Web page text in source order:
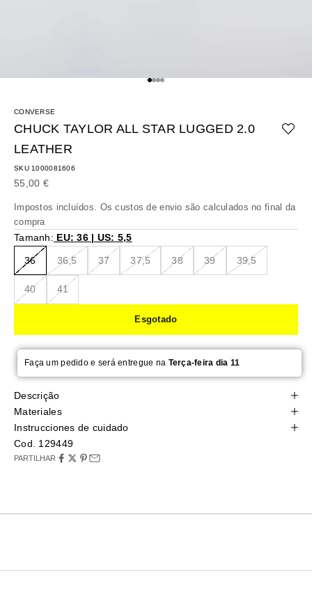
Ir para o artigo 1
Ir para o artigo 2
Ir para o artigo 3
Ir para o artigo 4
CONVERSE
CHUCK TAYLOR ALL STAR LUGGED 2.0
LEATHER
SKU 1000081606
Preço promocional
55,00 €
Impostos incluídos. Oscustos de envio são calculados no final da
compra
Tamanh: EU: 36 | US: 5,5
36 36,5 37 37,5 38 39 39,5
40 41
Esgotado
Faça um pedido e será entregue na Terça-feira dia 11
Descrição
Materiales
Instrucciones de cuidado
Cod. 129449
PARTILHAR